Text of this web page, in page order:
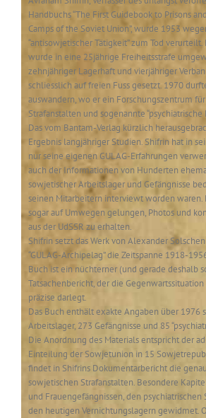
Handbuchs “The First Guidebook to Prisons
Camps of the Soviet Union”, wurde 1953
“antisowjetischer Tätigkeit” zum Tod verurteilt.
wurde in eine 25jährige Freiheitsstrafe
zehnjähriger Lagerhaft und vierjähriger
schliesslich auf freien Fuss gesetzt. 1970
auswandern, wo er ein Forschungszentrum
Strafanstalten und sogenannte
Das vom Bantam-Verlag kürzlich
Ergebnis langjähriger Studien. Shifrin hat in
nur seine eigenen GULAG-Erfahrungen
auch der Informationen von Hunderten
sowjetischer Arbeitslager und Gefängnisse
seinen Mitarbeitern interviewt worden waren.
sogar auf Umwegen gelungen, Photos und
aus der UdSSR zu erhalten.
Shifrin setzt das Werk von Alexander
“GULAG-Archipelag” die Zeitspanne 1918-
Buch ist ein nüchterner (und gerade deshalb
Tatsachenbericht, der die Gegenwartssituation
präzise darlegt.
Das Buch enthält exakte Angaben über 1976
Arbeitslager, 273 Gefängnisse und 85
Die Anordnung des Materials entspricht der
Einteilung der Sowjetunion in 15
findet in Shifrins Dokumentarbericht die
sowjetischen Strafanstalten. Besondere
und Frauengefängnissen, den psychiatrischen
den heutigen Vernichtungslagern gewidmet.